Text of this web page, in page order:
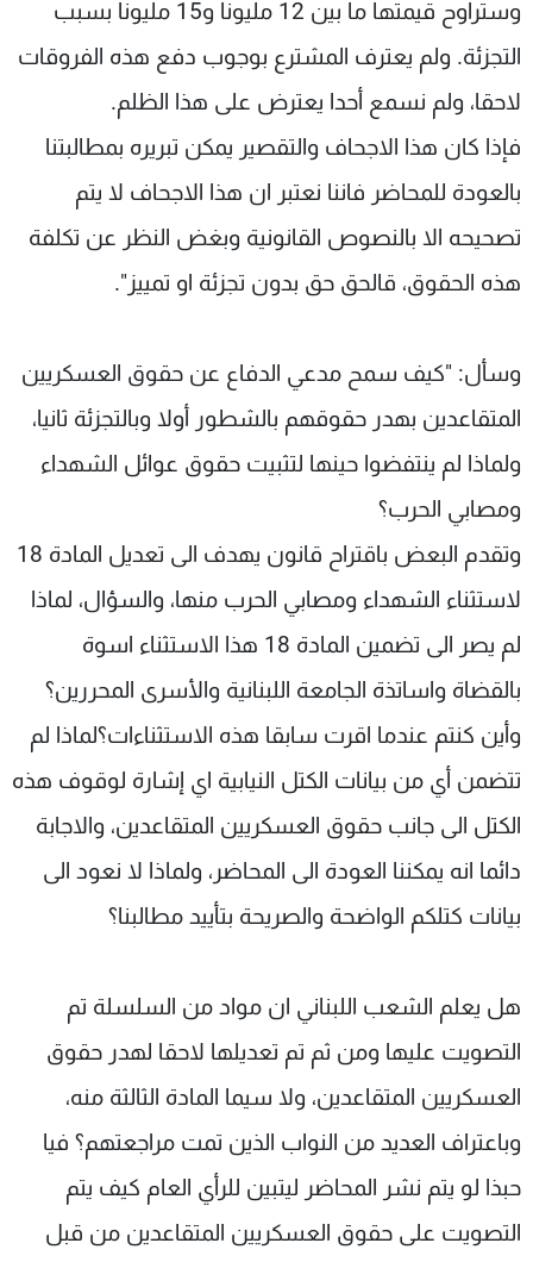
وستراوح قيمتها ما بين 12 مليونا و15 مليونا بسبب
التجزئة. ولم يعترف المشترع بوجوب دفع هذه الفروقات
لاحقا، ولم نسمع أحدا يعترض على هذا الظلم.
فإذا كان هذا الاجحاف والتقصير يمكن تبريره بمطالبتنا
بالعودة للمحاضر فاننا نعتبر ان هذا الاجحاف لا يتم
تصحيحه الا بالنصوص القانونية وبغض النظر عن تكلفة
هذه الحقوق، قالحق حق بدون تجزئة او تمييز".
وسأل: "كيف سمح مدعي الدفاع عن حقوق العسكريين
المتقاعدين بهدر حقوقهم بالشطور أولا وبالتجزئة ثانيا،
ولماذا لم ينتفضوا حينها لتثبيت حقوق عوائل الشهداء
ومصابي الحرب؟
وتقدم البعض باقتراح قانون يهدف الى تعديل المادة 18
لاستثناء الشهداء ومصابي الحرب منها، والسؤال، لماذا
لم يصر الى تضمين المادة 18 هذا الاستثناء اسوة
بالقضاة واساتذة الجامعة اللبنانية والأسرى المحررين؟
وأين كنتم عندما اقرت سابقا هذه الاستثناءات؟لماذا لم
تتضمن أي من بيانات الكتل النيابية اي إشارة لوقوف هذه
الكتل الى جانب حقوق العسكريين المتقاعدين، والاجابة
دائما انه يمكننا العودة الى المحاضر، ولماذا لا نعود الى
بيانات كتلكم الواضحة والصريحة بتأييد مطالبنا؟
هل يعلم الشعب اللبناني ان مواد من السلسلة تم
التصويت عليها ومن ثم تم تعديلها لاحقا لهدر حقوق
العسكريين المتقاعدين، ولا سيما المادة الثالثة منه،
وباعتراف العديد من النواب الذين تمت مراجعتهم؟ فيا
حبذا لو يتم نشر المحاضر ليتبين للرأي العام كيف يتم
التصويت على حقوق العسكريين المتقاعدين من قبل